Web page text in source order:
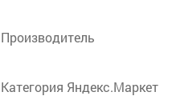
Производитель
Категория Яндекс.Маркет